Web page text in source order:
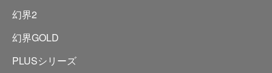
幻界2
幻界GOLD
PLUSシリーズ